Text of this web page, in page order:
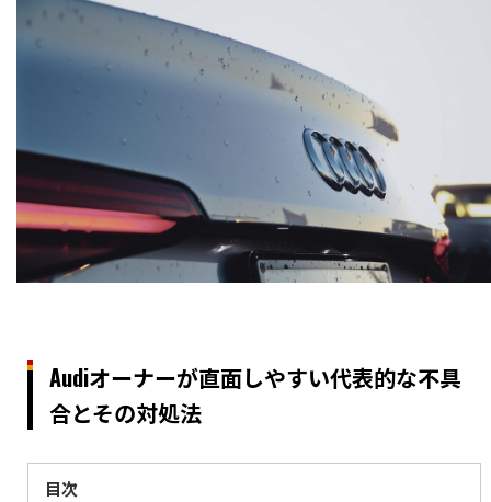
Audiオーナーが直面しやすい代表的な不具
合とその対処法
目次